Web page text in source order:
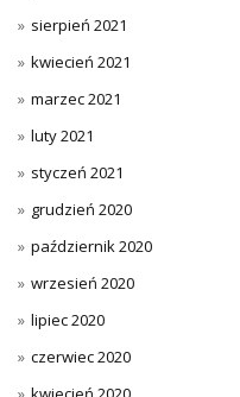
sierpień 2021
kwiecień 2021
marzec 2021
luty 2021
styczeń 2021
grudzień 2020
październik 2020
wrzesień 2020
lipiec 2020
czerwiec 2020